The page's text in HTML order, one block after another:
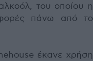
του οποίου η
πάνω από το
έκανε χρήση